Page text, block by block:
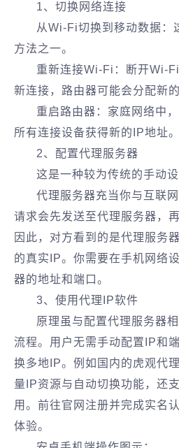
1、切换网络连接
从Wi-Fi切换到移动数据：
方法之一。
重新连接Wi-Fi：断开Wi-
新连接，路由器可能会分配新的
重启路由器：家庭网络中
所有连接设备获得新的IP地址。
2、配置代理服务器
这是一种较为传统的手动设
代理服务器充当你与互联
请求会先发送至代理服务器，
因此，对方看到的是代理服务
的真实IP。你需要在手机网络
器的地址和端口。
3、使用代理IP软件
原理虽与配置代理服务器
流程。用户无需手动配置IP和
换多地IP。例如国内的虎观代
量IP资源与自动切换功能，还
用。前往官网注册并完成实名
体验。